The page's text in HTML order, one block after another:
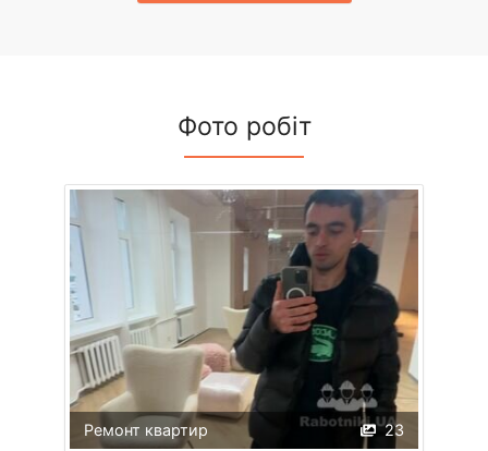
Фото робіт
23
Ремонт квартир